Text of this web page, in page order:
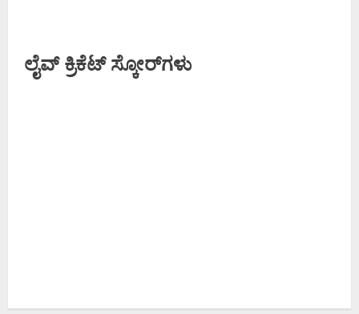
ಲೈವ್ ಕ್ರಿಕೆಟ್ ಸ್ಕೋರ್‌ಗಳು